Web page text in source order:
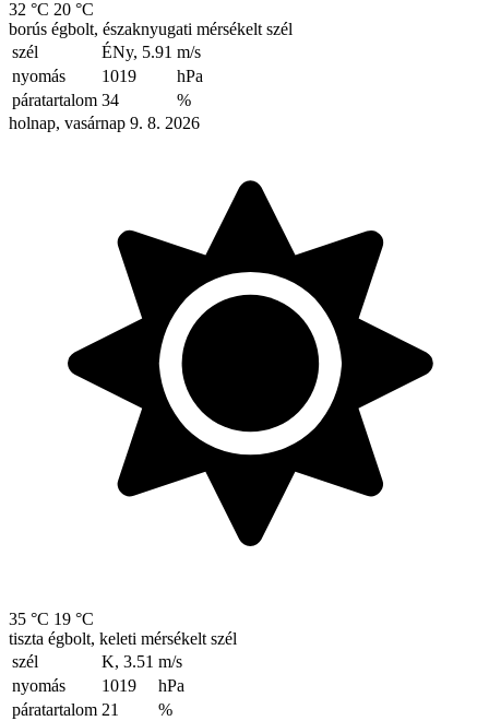
32 °C 20 °C
borús égbolt, északnyugati mérsékelt szél
szél
ÉNy, 5.91 m/s
nyomás
1019
hPa
páratartalom 34
%
holnap, vasárnap 9. 8. 2026
35 °C 19 °C
tiszta égbolt, keleti mérsékelt szél
szél
K, 3.51 m/s
nyomás
1019
hPa
páratartalom 21
%